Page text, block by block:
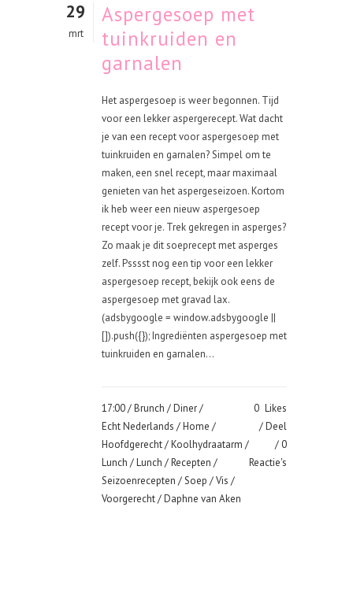
29
mrt
Aspergesoep met
tuinkruiden en
garnalen
Het aspergesoep is weer begonnen. Tijd
voor een lekker aspergerecept. Wat dacht
je van een recept voor aspergesoep met
tuinkruiden en garnalen? Simpel om te
maken, een snel recept, maar maximaal
genieten van het aspergeseizoen. Kortom
ik heb weer een nieuw aspergesoep
recept voor je. Trek gekregen in asperges?
Zo maak je dit soeprecept met asperges
zelf. Psssst nog een tip voor een lekker
aspergesoep recept, bekijk ook eens de
aspergesoep met gravad lax.
(adsbygoogle = window.adsbygoogle ||
[]).push({}); Ingrediënten aspergesoep met
tuinkruiden en garnalen...
17:00 /Brunch /Diner/
Echt Nederlands /Home /
Hoofdgerecht/Koolhydraatarm /
Lunch /Lunch /Recepten /
Seizoenrecepten /Soep /Vis /
Voorgerecht/ Daphne van Aken
0 Likes
Deel
0
Reactie's